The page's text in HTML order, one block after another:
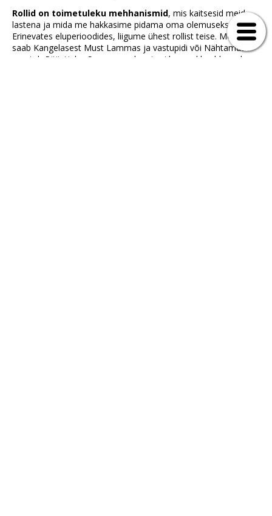
Rollid on toimetuleku mehhanismid, mis kaitsesid meid
lastena ja mida me hakkasime pidama oma olemuseks.
Erinevates eluperioodides, liigume ühest rollist teise. Mõnikord
saab Kangelasest Must Lammas ja vastupidi või Nähtamatu
muutub Päästjaks. See on mask, mis ei lase sul kuulda seda,